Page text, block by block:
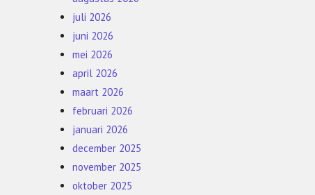
juli 2026
juni 2026
mei 2026
april 2026
maart 2026
februari 2026
januari 2026
december 2025
november 2025
oktober 2025